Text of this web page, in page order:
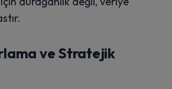
ve Stratejik